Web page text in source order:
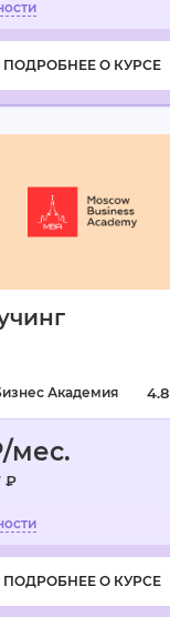
ПОДРОБНЕЕ О КУРСЕ
Академия 4.8
мес.
₽
ПОДРОБНЕЕ О КУРСЕ